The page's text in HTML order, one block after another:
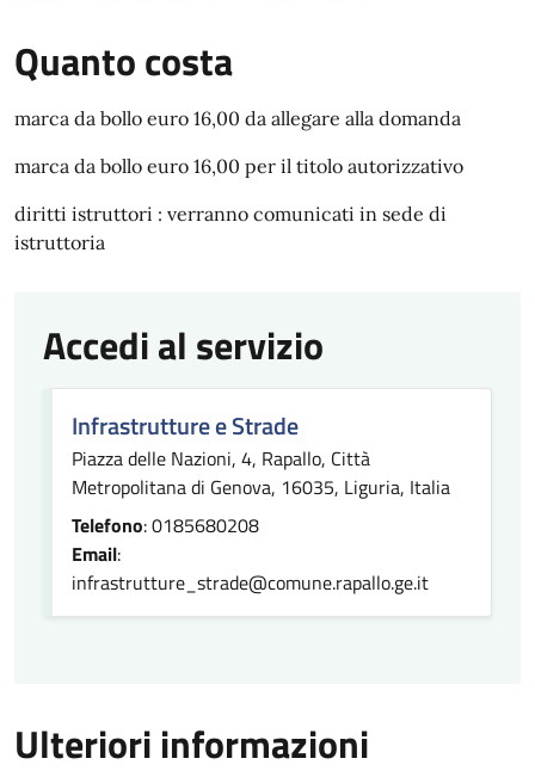
Quanto costa
marca da bollo euro 16,00 da allegare alla domanda
marca da bollo euro 16,00 per il titolo autorizzativo
diritti istruttori : verranno comunicati in sede di
istruttoria
Accedi al servizio
Infrastrutture e Strade
Piazza delle Nazioni, 4, Rapallo, Città
Metropolitana di Genova, 16035, Liguria, Italia
Telefono: 0185680208
Email:
infrastrutture_strade@comune.rapallo.ge.it
Ulteriori informazioni